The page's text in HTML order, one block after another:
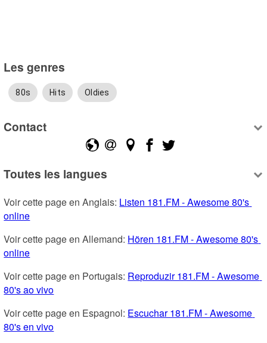
Les genres
80s Hits Oldies
Contact
Toutes les langues
Voir cette page en Anglais: Listen 181.FM - Awesome 80's
online
Voir cette page en Allemand: Hören 181.FM - Awesome 80's
online
Voir cette page en Portugais: Reproduzir 181.FM - Awesome
80's ao vivo
Voir cette page en Espagnol: Escuchar 181.FM - Awesome
80's en vivo